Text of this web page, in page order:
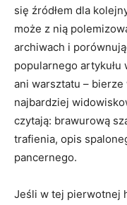
się źródłem dla
może z nią
archiwach i
popularnego artykułu
ani warsztatu – bierze
najbardziej
czytają: brawurową
trafienia, opis
pancernego.
Jeśli w tej pierwotnej